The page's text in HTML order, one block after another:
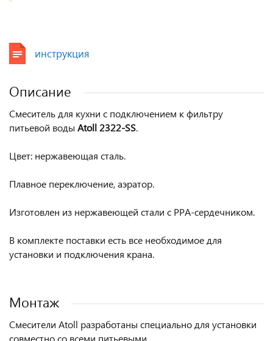
инструкция
Описание
Смеситель для кухни с подключением к фильтру
питьевой воды Atoll2322-SS.
Цвет: нержавеющая сталь.
Плавное переключение, аэратор.
Изготовлен из нержавеющей стали с PPA-сердечником.
В комплекте поставки есть все необходимое для
установки и подключения крана.
Монтаж
Смесители Atoll разработаны специально для установки
совместно со всеми питьевыми